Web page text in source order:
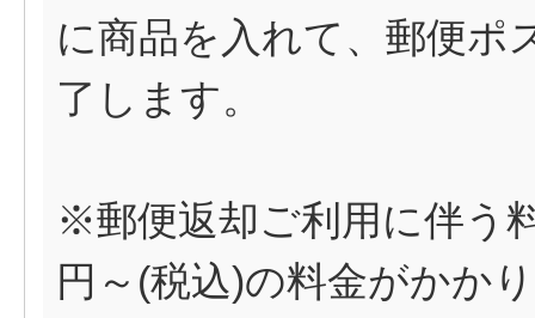
に商品を入れて、郵便ポ
了します。
※郵便返却ご利用に伴う
円～(税込)の料金がかか